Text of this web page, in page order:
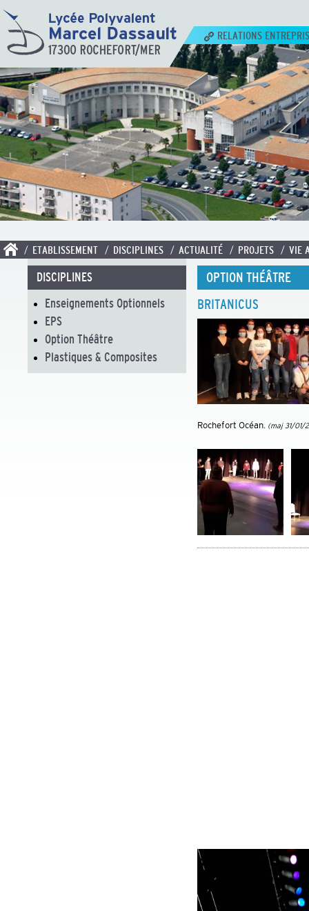
RELATIONS
/ ETABLISSEMENT / DISCIPLINES / ACTUALITÉ / PROJETS / VIE
DISCIPLINES
Enseignements Optionnels
EPS
Option Théâtre
Plastiques & Composites
OPTION THÉÂTRE
BRITANICUS
Rochefort Océan. (maj 31/01/